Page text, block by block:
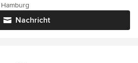
Nachricht